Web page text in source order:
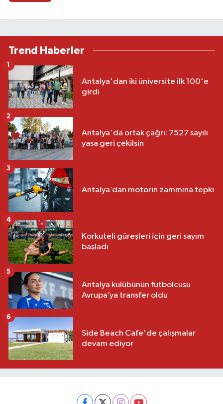
Trend Haberler
Antalya'dan iki üniversite ilk 100'e
girdi
1
Antalya'da ortak çağrı: 7527 sayılı
yasa geri çekilsin
2
Antalya’dan motorin zammına tepki
3
Korkuteli güreşleri için geri sayım
başladı
4
Antalya kulübünün futbolcusu
Avrupa’ya transfer oldu
5
Side Beach Cafe'de çalışmalar
devam ediyor
6